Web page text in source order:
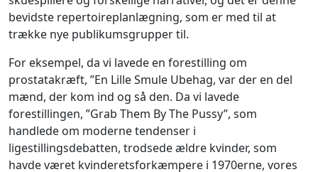
bevidste repertoireplanlægning, som er med til at
trække nye publikumsgrupper til.
For eksempel, da vi lavede en forestilling om
prostatakræft, ”En Lille Smule Ubehag, var der en del
mænd, der kom ind og så den. Da vi lavede
forestillingen, ”Grab Them By The Pussy”, som
handlede om moderne tendenser i
ligestillingsdebatten, trodsede ældre kvinder, som
havde været kvinderetsforkæmpere i 1970erne, vores